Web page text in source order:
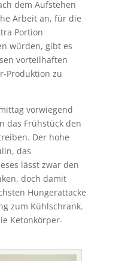
dem Aufstehen
Arbeit an, für die
Portion
würden, gibt es
vorteilhaften
Produktion zu
vorwiegend
das Frühstück den
Der hohe
das
lässt zwar den
doch damit
Hungerattacke
zum Kühlschrank.
Ketonkörper-